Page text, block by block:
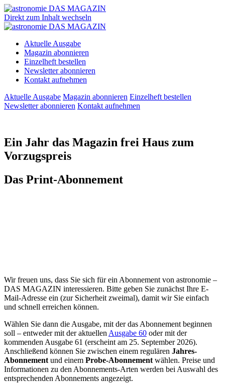
Direkt zum Inhalt wechseln
Aktuelle Ausgabe
Magazin abonnieren
Einzelheft bestellen
Newsletter abonnieren
Kontakt aufnehmen
Aktuelle Ausgabe Magazin abonnieren Einzelheft bestellen
Newsletter abonnieren Kontakt aufnehmen
Ein Jahr das Magazin frei Haus zum
Vorzugspreis
Das Print-Abonnement
Wir freuen uns, dass Sie sich für ein Abonnement von astronomie –
DAS MAGAZIN interessieren. Bitte geben Sie zunächst Ihre E-
Mail-Adresse ein (zur Sicherheit zweimal), damit wir Sie einfach
und schnell erreichen können.
Wählen Sie dann die Ausgabe, mit der das Abonnement beginnen
soll – entweder mit der aktuellen Ausgabe 60 oder mit der
kommenden Ausgabe 61 (erscheint am 25. September 2026).
Anschließend können Sie zwischen einem regulären Jahres-
Abonnement und einem Probe-Abonnement wählen. Preise und
Informationen zu den Abonnements-Arten werden bei Auswahl des
entsprechenden Abonnements angezeigt.